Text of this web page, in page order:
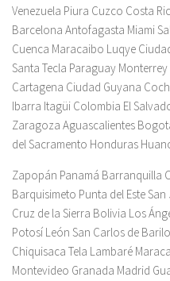
Venezuela Piura Cuzco Costa
Barcelona Antofagasta Miami
Cuenca Maracaibo Luqye
Santa Tecla Paraguay
Cartagena Ciudad Guyana
Ibarra Itagüi Colombia El
Zaragoza Aguascalientes
del Sacramento Honduras
Zapopán Panamá Barranquilla
Barquisimeto Punta del Este
Cruz de la Sierra Bolivia Los
Potosí León San Carlos de
Chiquisaca Tela Lambaré
Montevideo Granada Madrid